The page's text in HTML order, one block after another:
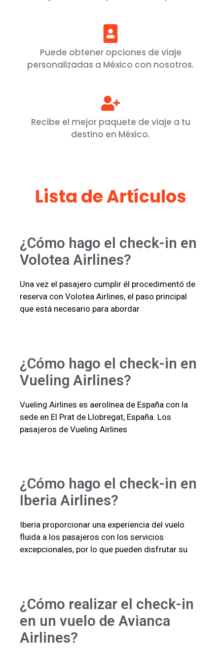
Puede obtener opciones de viaje
personalizadas a México con nosotros.
Recibe el mejor paquete de viaje a tu
destino en México.
Lista de Artículos
¿Cómo hago el check-in en
Volotea Airlines?
Una vez el pasajero cumplir él procedimentó de
reserva con Volotea Airlines, el paso principal
que está necesario para abordar
¿Cómo hago el check-in en
Vueling Airlines?
Vueling Airlines es aerolínea de España con la
sede en El Prat de Llobregat, España. Los
pasajeros de Vueling Airlines
¿Cómo hago el check-in en
Iberia Airlines?
Iberia proporcionar una experiencia del vuelo
fluida a los pasajeros con los servicios
excepcionales, por lo que pueden disfrutar su
¿Cómo realizar el check-in
en un vuelo de Avianca
Airlines?